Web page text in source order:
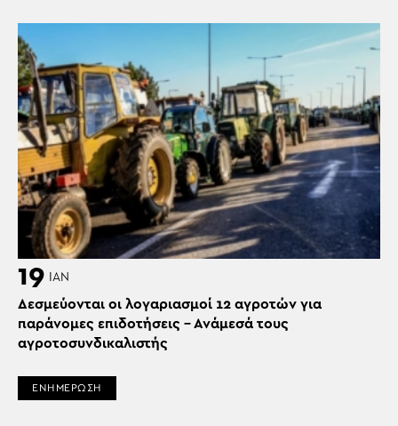
19 ΙΑΝ
Δεσμεύονται οι λογαριασμοί 12 αγροτών για
παράνομες επιδοτήσεις – Ανάμεσά τους
αγροτοσυνδικαλιστής
ΕΝΗΜΕΡΩΣΗ